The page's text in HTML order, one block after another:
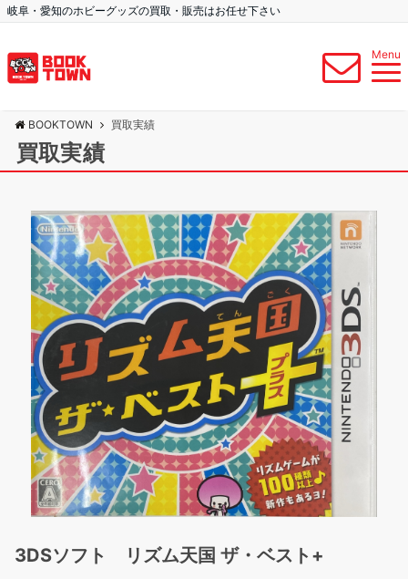
岐阜・愛知のホビーグッズの買取・販売はお任せ下さい
Menu
BOOKTOWN 買取実績
買取実績
3DSソフト リズム天国 ザ・ベスト+